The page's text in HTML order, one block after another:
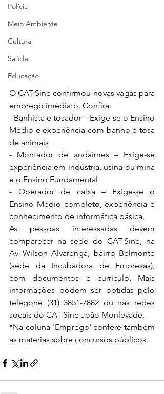
Polícia
Meio Ambiente
Cultura
Saúde
Educação
O CAT-Sine confirmou novas vagas para
emprego imediato. Confira:
- Banhista e tosador – Exige-se o Ensino
Médio e experiência com banho e tosa
de animais
- Montador de andaimes – Exige-se
experiência em indústria, usina ou mina
e o Ensino Fundamental
- Operador de caixa – Exige-se o
Ensino Médio completo, experiência e
conhecimento de informática básica.
As pessoas interessadas devem
comparecer na sede do CAT-Sine, na
Av Wilson Alvarenga, bairro Belmonte
(sede da Incubadora de Empresas),
com documentos e currículo. Mais
informações podem ser obtidas pelo
telegone (31) 3851-7882 ou nas redes
socais do CAT-Sine João Monlevade.
*Na coluna 'Emprego' confere também
as matérias sobre concursos públicos.